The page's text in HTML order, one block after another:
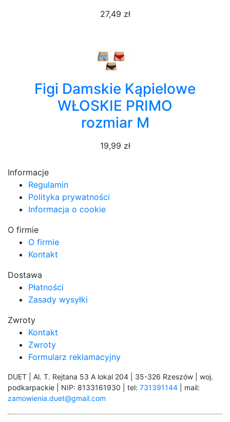
27,49 zł
Figi Damskie Kąpielowe
WŁOSKIE PRIMO
rozmiar M
19,99 zł
Informacje
Regulamin
Polityka prywatności
Informacja o cookie
O firmie
O firmie
Kontakt
Dostawa
Płatności
Zasady wysyłki
Zwroty
Kontakt
Zwroty
Formularz reklamacyjny
DUET | Al. T. Rejtana 53 A lokal 204 | 35-326 Rzeszów | woj.
podkarpackie | NIP: 8133161930 | tel: 731391144 | mail:
zamowienia.duet@gmail.com